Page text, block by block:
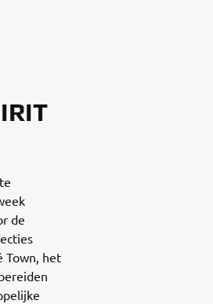
de
Town, het